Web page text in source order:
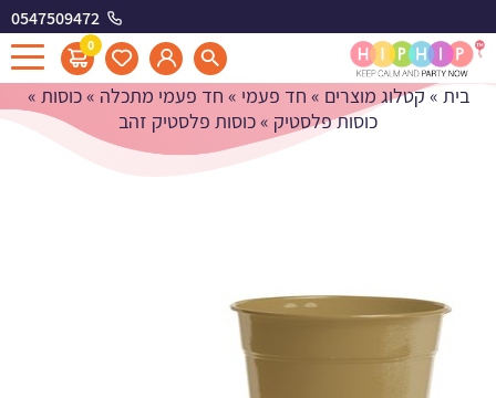
0547509472
0
כוסות פלסטיק זהב
בית »קטלוג מוצרים » חד פעמי » חד פעמי מתכלה »כוסות »
כוסות פלסטיק »כוסות פלסטיק זהב